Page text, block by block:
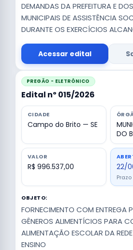
DEMANDAS DA PREFEITURA E
MUNICIPAIS DE ASSISTÊNCIA
DURANTE OS EXERCÍCIOS
Acessar edital
PREGÃO - ELETRÔNICO
Edital nº 015/2026
CIDADE
Campo do Brito — SE
DO
VALOR
R$ 996.537,00 22/
OBJETO:
FORNECIMENTO COM ENTREGA
GÊNEROS ALIMENTÍCIOS PARA
ALIMENTAÇÃO ESCOLAR DA
ENSINO